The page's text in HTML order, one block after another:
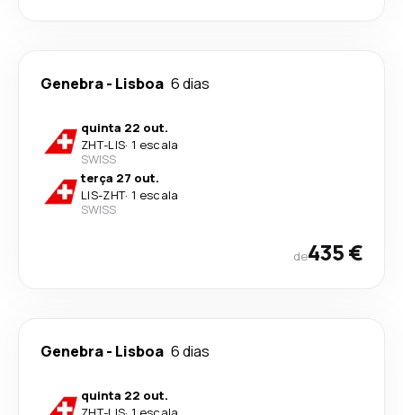
Genebra- Lisboa 6 dias
quinta 22 out.
ZHT-LIS· 1 escala
SWISS
terça 27 out.
LIS-ZHT· 1 escala
SWISS
de435 €
Genebra- Lisboa 6 dias
quinta 22 out.